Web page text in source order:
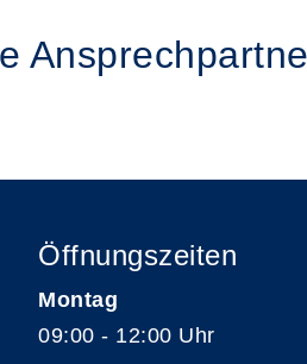
Öffnungszeiten
Montag
09:00 - 12:00 Uhr